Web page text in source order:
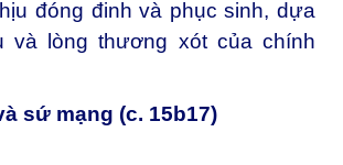
đóng đinh và phục sinh, dựa
và lòng thương xót của chính
sứ mạng (c. 15b17)